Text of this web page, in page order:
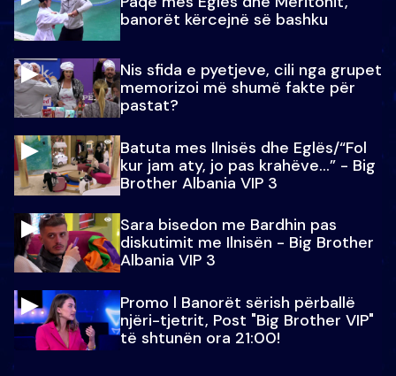
banorët kërcejnë së bashku
Nis sfida e pyetjeve, cili nga grupet
memorizoi më shumë fakte për
pastat?
Batuta mes Ilnisës dhe Eglës/“Fol
kur jam aty, jo pas krahëve…” - Big
Brother Albania VIP 3
Sara bisedon me Bardhin pas
diskutimit me Ilnisën - Big Brother
Albania VIP 3
Promo l Banorët sërish përballë
njëri-tjetrit, Post "Big Brother VIP"
të shtunën ora 21:00!